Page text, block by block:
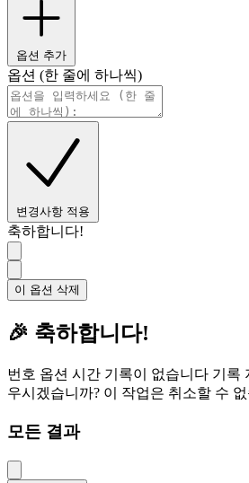
옵션 추가
옵션 (한 줄에 하나씩)
변경사항 적용
축하합니다!
이 옵션 삭제
🎉 축하합니다!
번호 옵션 시간 기록이 없습니다 기록
우시겠습니까? 이 작업은 취소할 수
모든 결과